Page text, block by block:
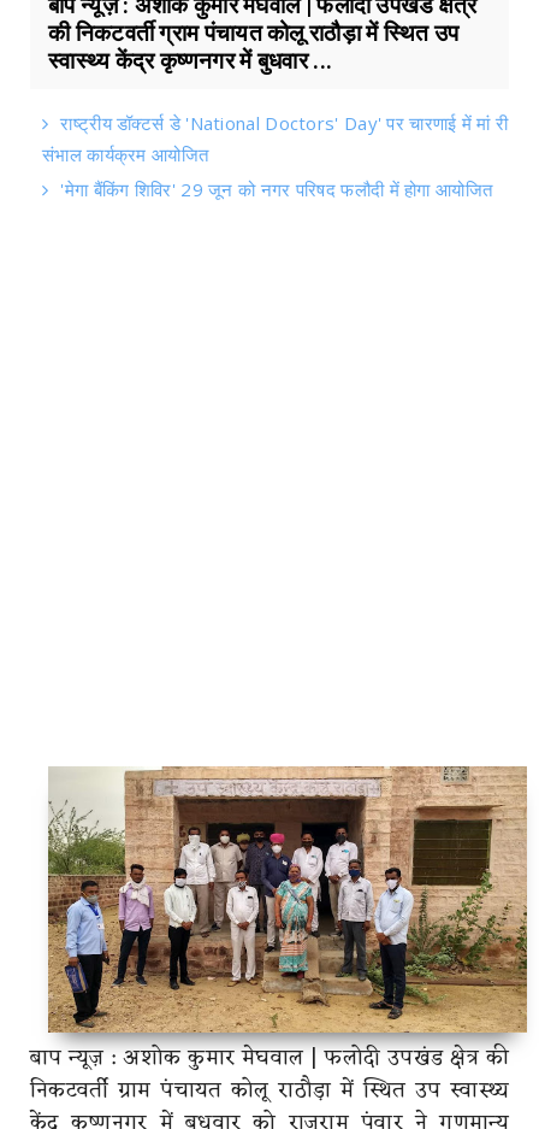
की निकटवर्ती ग्राम पंचायत कोलू राठौड़ा में स्थित उप
स्वास्थ्य केंद्र कृष्णनगर में बुधवार ...
राष्ट्रीय डॉक्टर्स डे 'National Doctors' Day' पर चारणाई में मां री
संभाल कार्यक्रम आयोजित
'मेगा बैंकिंग शिविर' 29 जून को नगर परिषद फलौदी में होगा आयोजित
बाप न्यूज़ : अशोक कुमार मेघवाल | फलोदी उपखंड क्षेत्र की
निकटवर्ती ग्राम पंचायत कोलू राठौड़ा में स्थित उप स्वास्थ्य